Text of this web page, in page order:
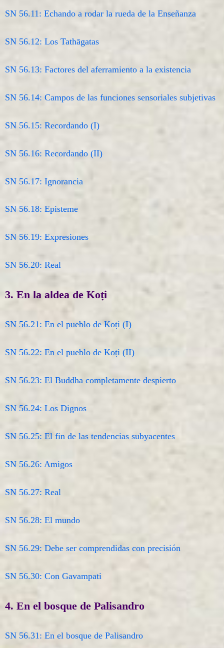
SN 56.11: Echando a rodar la rueda de la Enseñanza
SN 56.12: Los Tathāgatas
SN 56.13: Factores del aferramiento a la existencia
SN 56.14: Campos de las funciones sensoriales subjetivas
SN 56.15: Recordando (I)
SN 56.16: Recordando (II)
SN 56.17: Ignorancia
SN 56.18: Episteme
SN 56.19: Expresiones
SN 56.20: Real
3. En la aldea de Koṭi
SN 56.21: En el pueblo de Koṭi (I)
SN 56.22: En el pueblo de Koṭi (II)
SN 56.23: El Buddha completamente despierto
SN 56.24: Los Dignos
SN 56.25: El fin de las tendencias subyacentes
SN 56.26: Amigos
SN 56.27: Real
SN 56.28: El mundo
SN 56.29: Debe ser comprendidas con precisión
SN 56.30: Con Gavampati
4. En el bosque de Palisandro
SN 56.31: En el bosque de Palisandro